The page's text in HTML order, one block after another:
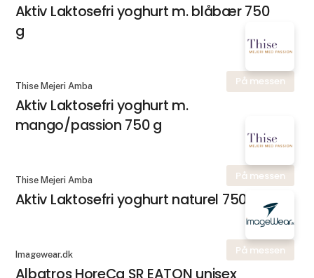
Aktiv Laktosefri yoghurt m. blåbær 750
g
På messen
Thise Mejeri Amba
Aktiv Laktosefri yoghurt m.
mango/passion 750 g
På messen
Thise Mejeri Amba
Aktiv Laktosefri yoghurt naturel 750 g
På messen
Imagewear.dk
Albatros HoreCa SR EATON unisex